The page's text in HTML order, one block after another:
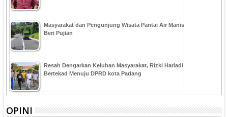
Masyarakat dan Pengunjung Wisata Pantai Air Manis
Beri Pujian
Resah Dengarkan Keluhan Masyarakat, Rizki Hariadi
Bertekad Menuju DPRD kota Padang
OPINI